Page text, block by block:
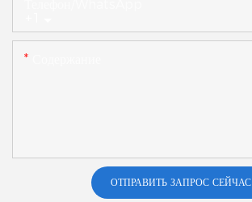
ОТПРАВИТЬ ЗАПРОС СЕЙЧАС